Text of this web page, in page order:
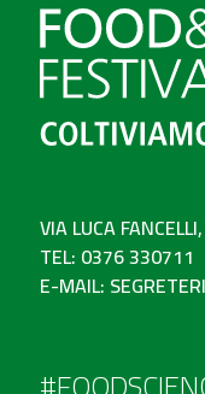
VIA LUCA
TEL: 0376 330711
E-MAIL: